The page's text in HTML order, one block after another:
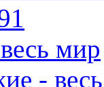
мир
-